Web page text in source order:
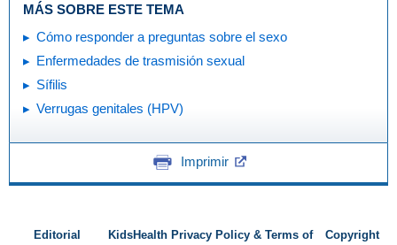
MÁS SOBRE ESTE TEMA
Cómo responder a preguntas sobre el sexo
Enfermedades de trasmisión sexual
Sífilis
Verrugas genitales (HPV)
Imprimir
Editorial KidsHealth Privacy Policy & Terms of Copyright